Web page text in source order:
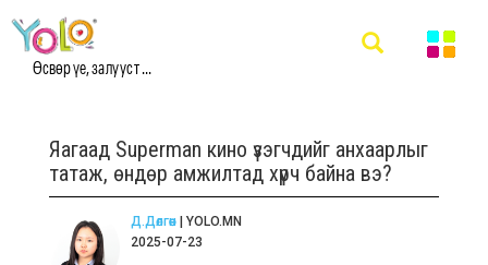
Өсвөр үе, залууст ...
Яагаад Superman кино үзэгчдийг анхаарлыг
татаж, өндөр амжилтад хүрч байна вэ?
Д.Дөлгөөн| YOLO.MN
2025-07-23